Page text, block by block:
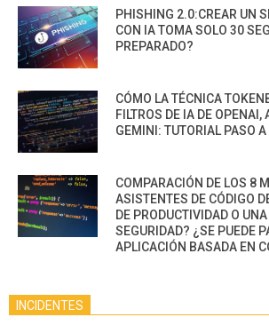
PHISHING 2.0:CREAR UN
CON IA TOMA SOLO 30
PREPARADO?
CÓMO LA TÉCNICA
FILTROS DE IA DE OPENAI,
GEMINI: TUTORIAL PASO A
COMPARACIÓN DE LOS 8
ASISTENTES DE CÓDIGO
DE PRODUCTIVIDAD O
SEGURIDAD? ¿SE PUEDE
APLICACIÓN BASADA EN
INCIDENTES